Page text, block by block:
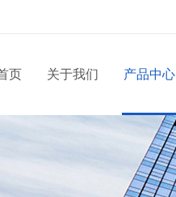
页 关于我们 产品中心